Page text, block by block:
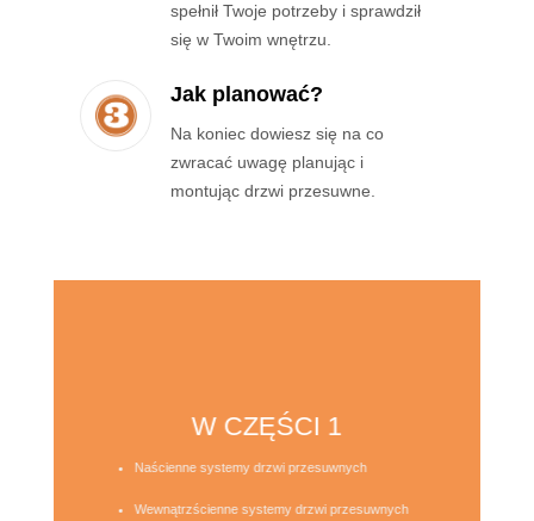
spełnił Twoje potrzeby i sprawdził
się w Twoim wnętrzu.
Jak planować?
Na koniec dowiesz się na co
zwracać uwagę planując i
montując drzwi przesuwne.
W CZĘŚCI 1
Naścienne systemy drzwi przesuwnych
Wewnątrzścienne systemy drzwi przesuwnych